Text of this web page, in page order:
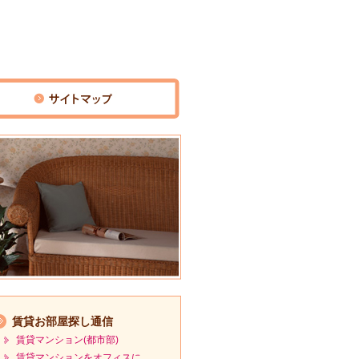
賃貸お部屋探し通信
賃貸マンション(都市部)